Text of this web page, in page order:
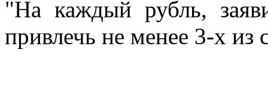
"На каждый рубль,
привлечь не менее 3-х из